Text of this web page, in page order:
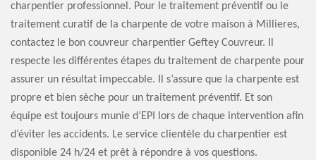
charpentier professionnel. Pour le traitement préventif ou le
traitement curatif de la charpente de votre maison à Millieres,
contactez le bon couvreur charpentier Geftey Couvreur. Il
respecte les différentes étapes du traitement de charpente pour
assurer un résultat impeccable. Il s’assure que la charpente est
propre et bien sèche pour un traitement préventif. Et son
équipe est toujours munie d’EPI lors de chaque intervention afin
d’éviter les accidents. Le service clientèle du charpentier est
disponible 24 h/24 et prêt à répondre à vos questions.